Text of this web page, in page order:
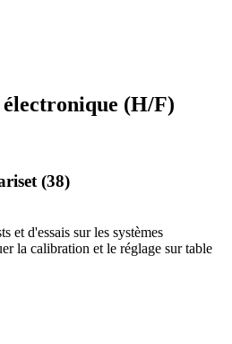
(H/F)
(38)
et d'essais sur les systèmes
la calibration et le réglage sur table